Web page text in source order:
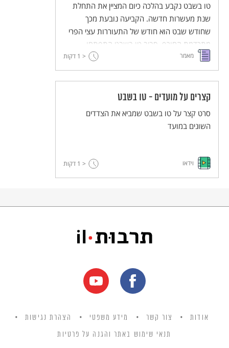
טו בשבט נקבע בהלכה כיום המציין את התחלת
שנת מעשרות חדשה. הקביעה נובעת מכך
שחודש שבט הוא חודש של התעוררות עצי הפרי
מתרדמת החורף. סביב טו בשבט התפתחו
מנהגים שונים שהמרכזי בינהם הוא "סדר טו
בשבט". טו בשבט אמנם אינו חג מקראי אך צבעי
הטבע בחודש שבט משתקפים יפה בחזון הסוסים
של זכריה שארע בכ"ד בשבט.
מאמר < 1 דקות
קצרים על מועדים - טו בשבט
סרט קצר על טו בשבט שמביא את הצדדים
השונים במועד
וידאו < 1 דקות
אודות צור קשר מידע משפטי הצהרת נגישות
תנאי שימוש באתר והגנה על פרטיות